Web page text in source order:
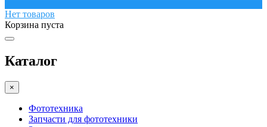
Нет товаров
Корзина пуста
Каталог
×
Фототехника
Запчасти для фототехники